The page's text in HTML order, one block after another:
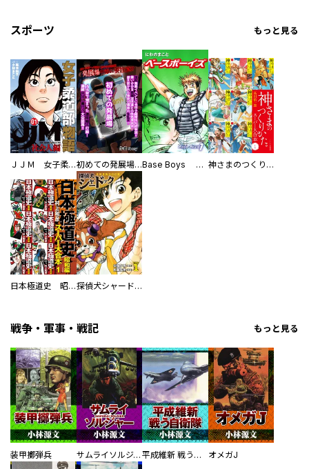
スポーツ もっと見る
ＪＪＭ 女子柔道部物語 社会人編 初めての発展場 【白抜き修正版】 Base Boys 新装版 神さまのつくりかた。スーパー大合本
日本極道史 昭和編 スーパー大合本 探偵犬シャードック（新装版）
戦争・軍事・戦記 もっと見る
装甲擲弾兵 サムライソルジャー SAMURAI SOLDIER 平成維新 戦う自衛隊 オメガJ